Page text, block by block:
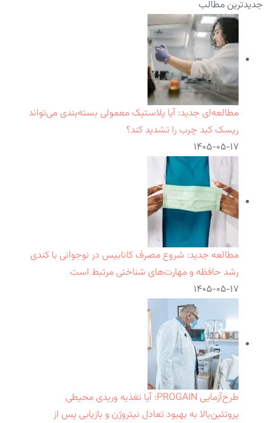
جدیدترین مطالب
مطالعه‌ای جدید: آیا پلاستیک معمولی بسته‌بندی می‌تواند
ریسک کبد چرب را تشدید کند؟
۱۴۰۵-۰۵-۱۷
مطالعه جدید: شروع مصرف کانابیس در نوجوانی با کندی
رشد حافظه و مهارت‌های شناختی مرتبط است
۱۴۰۵-۰۵-۱۷
طرح‌آزمایی PROGAIN: آیا تغذیه وریدی محیطی
پروتئین‌بالا به بهبود تعادل نیتروژن و بازیابی پس از